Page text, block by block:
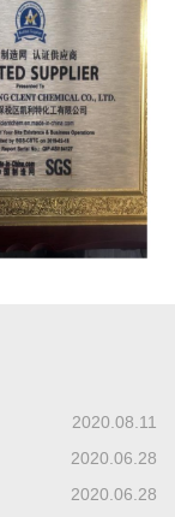
2020.08.11
2020.06.28
2020.06.28